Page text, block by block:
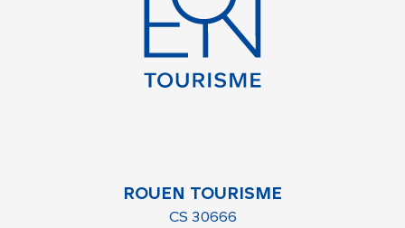
ROUEN TOURISME
CS 30666